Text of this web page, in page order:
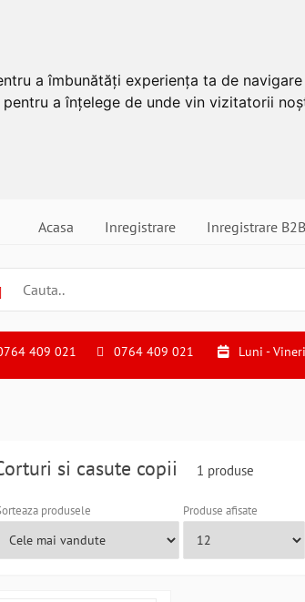
a îmbunătăți experiența ta de
a înțelege de unde vin vizitatorii
Acasa Inregistrare Inregistrare B2B
409 021 0764 409 021 Luni - Vineri
si casute copii 1 produse
produsele Produse afisate